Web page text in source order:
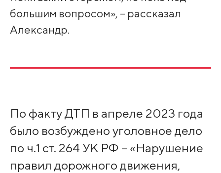
большим вопросом», – рассказал
Александр.
По факту ДТП в апреле 2023 года
было возбуждено уголовное дело
по ч.1 ст. 264 УК РФ – «Нарушение
правил дорожного движения,